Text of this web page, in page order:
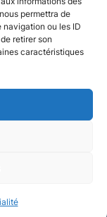
permettra de
ou les ID
retirer son
caractéristiques